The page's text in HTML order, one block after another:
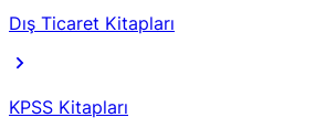
Dış Ticaret Kitapları
KPSS Kitapları